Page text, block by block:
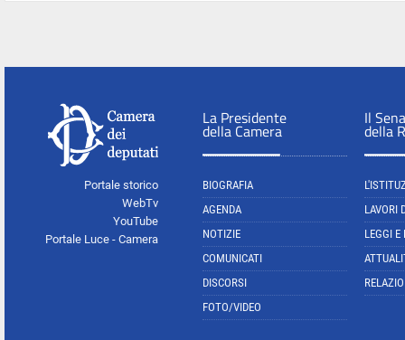
Portale storico
WebTv
YouTube
Portale Luce - Camera
La Presidente
della Camera
BIOGRAFIA
AGENDA
NOTIZIE
COMUNICATI
DISCORSI
FOTO/VIDEO
Il
della
LAVORI
LEGGI E